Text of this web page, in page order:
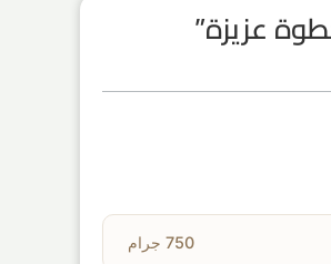
عزيزة”
750 جرام